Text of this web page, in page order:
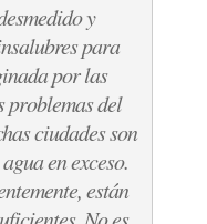
y
para
por las
problemas del
ciudades son
en exceso.
están
No es